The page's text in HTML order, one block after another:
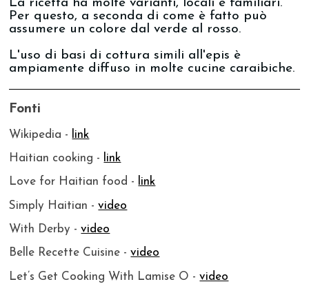
La ricetta ha molte varianti, locali e familiari.
Per questo, a seconda di come è fatto può
assumere un colore dal verde al rosso.
L'uso di basi di cottura simili all'epis è
ampiamente diffuso in molte cucine caraibiche.
Fonti
Wikipedia - link
Haitian cooking - link
Love for Haitian food - link
Simply Haitian -video
With Derby -video
Belle Recette Cuisine -video
Let’s Get Cooking With Lamise O -video